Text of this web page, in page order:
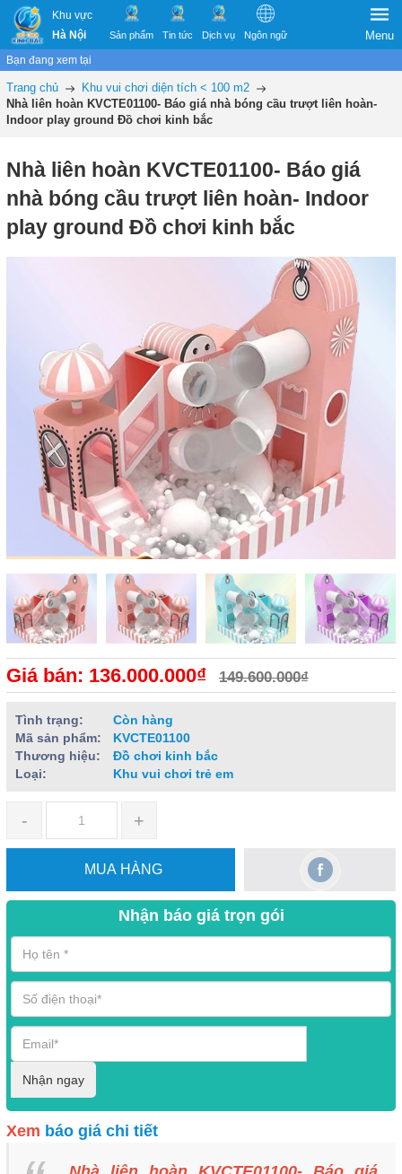
Khu vực
Hà Nội
Sản phẩm Tin tức Dịch vụ Ngôn ngữ Menu
Bạn đang xem tại
Trang chủ
Khu vui chơi diện tích < 100 m2
Nhà liên hoàn KVCTE01100- Báo giá nhà bóng cầu trượt liên hoàn-
Indoor play ground Đồ chơi kinh bắc
Nhà liên hoàn KVCTE01100- Báo giá
nhà bóng cầu trượt liên hoàn- Indoor
play ground Đồ chơi kinh bắc
Giá bán: 136.000.000₫ 149.600.000₫
Tình trạng:
Còn hàng
Mã sản phẩm:
KVCTE01100
Thương hiệu:
Đồ chơi kinh bắc
Loại:
Khu vui chơi trẻ em
- +
MUA HÀNG
Nhận báo giá trọn gói
Nhận ngay
Xem báo giá chi tiết